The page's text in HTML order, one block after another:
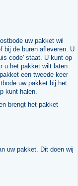
uw pakket wil
bij de buren afleveren. U
code' staat. U kunt op
u het pakket wilt laten
een tweede keer
uw pakket bij het
kunt halen.
brengt het pakket
uw pakket. Dit doen wij